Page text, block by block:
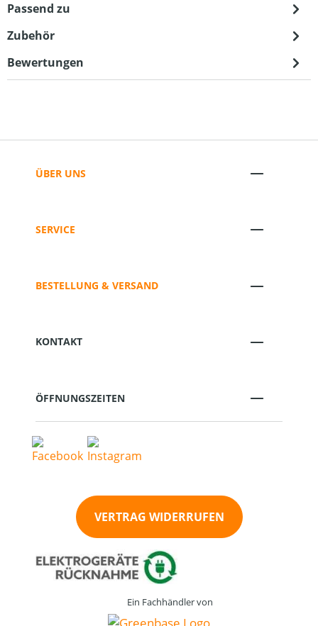
Passend zu
Zubehör
Bewertungen
ÜBER UNS
SERVICE
BESTELLUNG & VERSAND
KONTAKT
ÖFFNUNGSZEITEN
VERTRAG WIDERRUFEN
Ein Fachhändler von